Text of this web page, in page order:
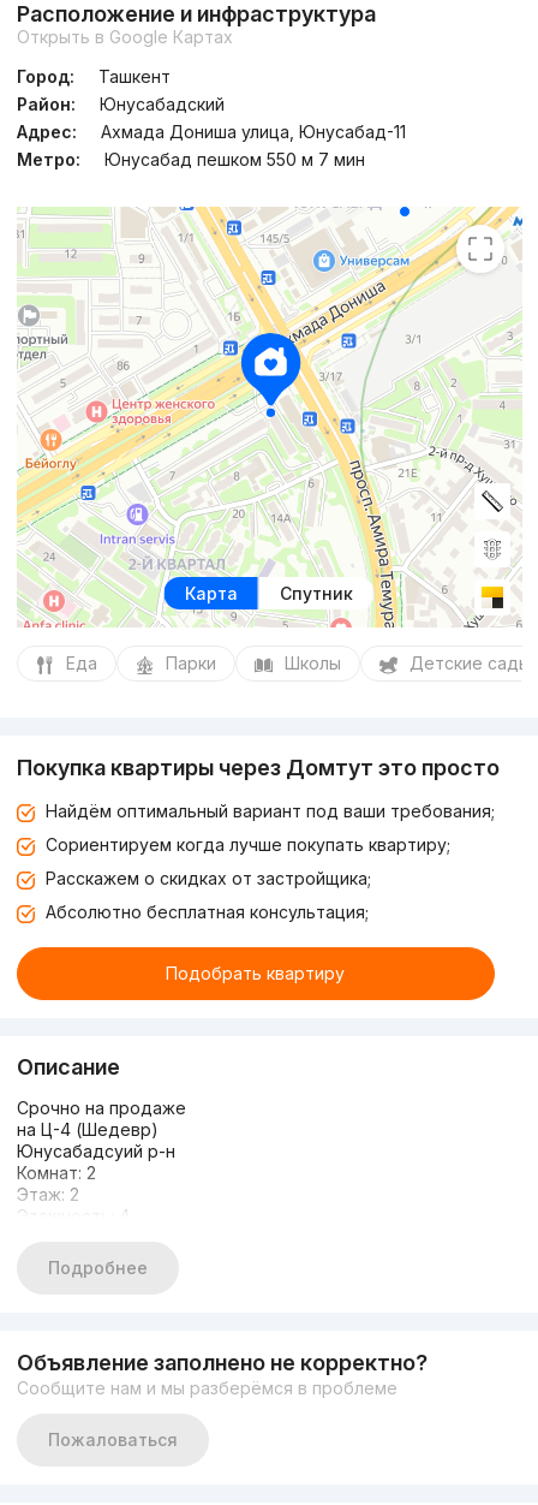
Расположение и инфраструктура
Открыть в Google Картах
Город:
Ташкент
Район:
Юнусабадский
Адрес:
Ахмада Дониша улица, Юнусабад-11
Метро:
Юнусабад пешком 550 м 7 мин
Карта Спутник
Еда Парки Школы Детские сады
Покупка квартиры через Домтут это просто
Найдём оптимальный вариант под ваши требования;
Сориентируем когда лучше покупать квартиру;
Расскажем о скидках от застройщика;
Абсолютно бесплатная консультация;
Подобрать квартиру
Описание
Срочно на продаже
на Ц-4 (Шедевр)
Юнусабадсуий р-н
Комнат: 2
Этаж: 2
Этажность: 4
Состояние: Дизайнерский ремонт
Мебель + Техника
Подробнее
Объявление заполнено не корректно?
Сообщите нам и мы разберёмся в проблеме
Пожаловаться